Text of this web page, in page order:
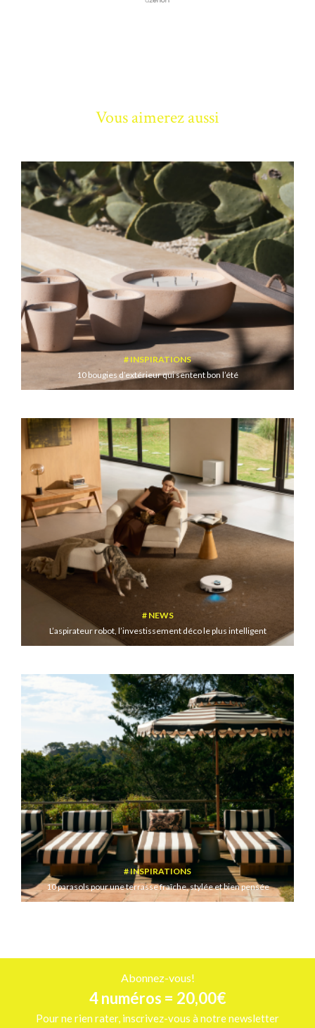
Vous aimerez aussi
INSPIRATIONS
10 bougies d’extérieur qui sentent bon l’été
NEWS
L’aspirateur robot, l’investissement déco le plus intelligent
INSPIRATIONS
10 parasols pour une terrasse fraîche, stylée et bien pensée
Abonnez-vous!
4 numéros = 20,00€
Pour ne rien rater, inscrivez-vous à notre newsletter